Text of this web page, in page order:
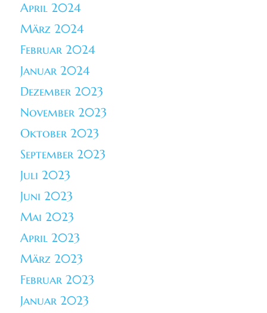
April 2024
März 2024
Februar 2024
Januar 2024
Dezember 2023
November 2023
Oktober 2023
September 2023
Juli 2023
Juni 2023
Mai 2023
April 2023
März 2023
Februar 2023
Januar 2023